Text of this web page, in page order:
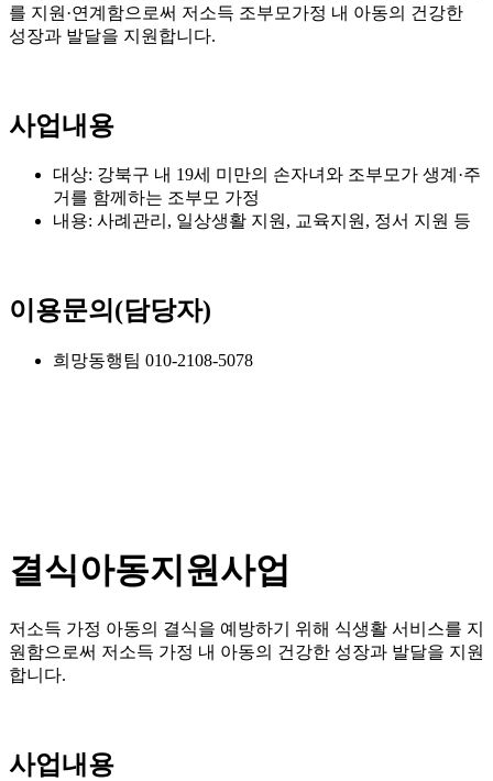
를 지원·연계함으로써 저소득 조부모가정 내 아동의 건강한
성장과 발달을 지원합니다.
사업내용
대상: 강북구 내 19세 미만의 손자녀와 조부모가 생계·주
거를 함께하는 조부모 가정
내용: 사례관리, 일상생활 지원, 교육지원, 정서 지원 등
이용문의(담당자)
희망동행팀 010-2108-5078
결식아동지원사업
저소득 가정 아동의 결식을 예방하기 위해 식생활 서비스를 지
원함으로써 저소득 가정 내 아동의 건강한 성장과 발달을 지원
합니다.
사업내용